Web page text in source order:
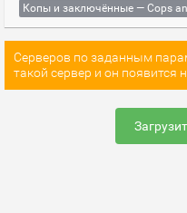
Копы и заключённые — Cops
Серверов по заданным
такой сервер и он появится